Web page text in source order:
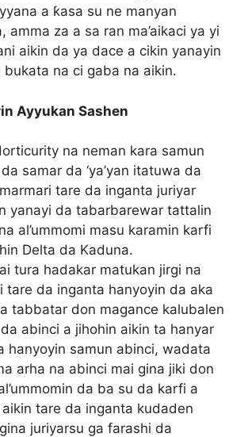
a ƙasa su ne manyan
amma za a sa ran ma’aikaci ya yi
aikin da ya dace a cikin yanayin
bukata na ci gaba na aikin.
Ayyukan Sashen
na neman kara samun
samar da ‘ya’yan itatuwa da
tare da inganta juriyar
yanayi da tabarbarewar tattalin
al’ummomi masu karamin karfi
Delta da Kaduna.
tura hadakar matukan jirgi na
tare da inganta hanyoyin da aka
tabbatar don magance kalubalen
abinci a jihohin aikin ta hanyar
hanyoyin samun abinci, wadata
arha na abinci mai gina jiki don
da ba su da karfi a
aikin tare da inganta kudaden
juriyarsu ga farashi da